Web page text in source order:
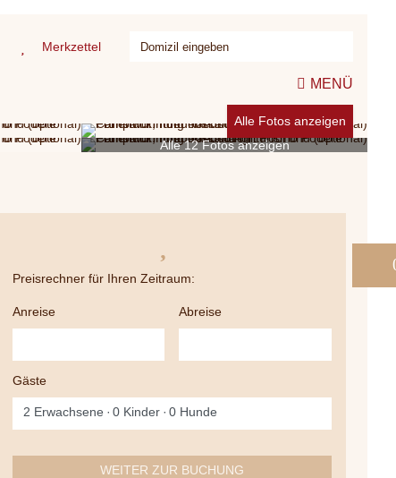
Merkzettel
MENÜ
Alle 12 Fotos anzeigen
Alle Fotos anzeigen
Preisrechner für Ihren Zeitraum:
Anreise Abreise
Gäste
2 Erwachsene 0 Kinder 0 Hunde
WEITER ZUR BUCHUNG